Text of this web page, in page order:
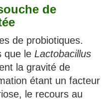
de
de probiotiques.
que le Lactobacillus
la gravité de
étant un facteur
le recours au